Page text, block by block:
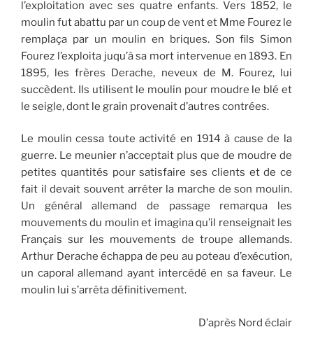
l’exploitation avec ses quatre enfants. Vers 1852, le
moulin fut abattu par un coup de vent et Mme Fourez le
remplaça par un moulin en briques. Son fils Simon
Fourez l’exploita juqu’à sa mort intervenue en 1893. En
1895, les frères Derache, neveux de M. Fourez, lui
succèdent. Ils utilisent le moulin pour moudre le blé et
le seigle, dont le grain provenait d’autres contrées.
Le moulin cessa toute activité en 1914 à cause de la
guerre. Le meunier n’acceptait plus que de moudre de
petites quantités pour satisfaire ses clients et de ce
fait il devait souvent arrêter la marche de son moulin.
Un général allemand de passage remarqua les
mouvements du moulin et imagina qu’il renseignait les
Français sur les mouvements de troupe allemands.
Arthur Derache échappa de peu au poteau d’exécution,
un caporal allemand ayant intercédé en sa faveur. Le
moulin lui s’arrêta définitivement.
D’après Nord éclair